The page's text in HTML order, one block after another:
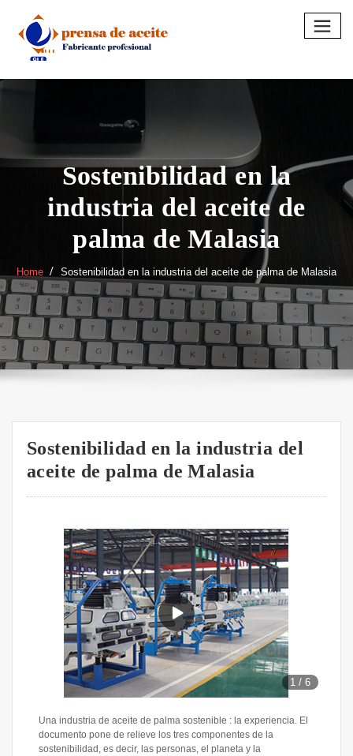
content
Sostenibilidad en la
industria del aceite de
palma de Malasia
Home Sostenibilidad en la industria del aceite de palma de Malasia
Sostenibilidad en la industria del
aceite de palma de Malasia
1 /6
Una industria de aceite de palma sostenible : la experiencia. El
documento pone de relieve los tres componentes de la
sostenibilidad, es decir, las personas, el planeta y la